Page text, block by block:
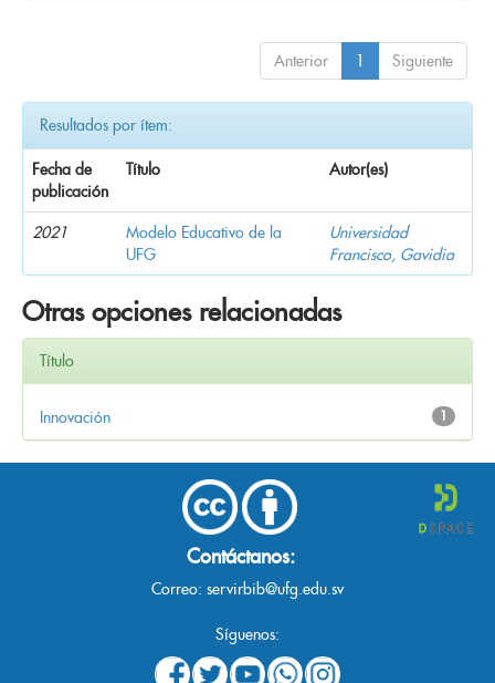
Anterior 1 Siguiente
Resultados por ítem:
Fecha de
publicación
Título Autor(es)
2021
Modelo Educativo de la
UFG
Universidad
Francisco, Gavidia
Otras opciones relacionadas
Título
1
Innovación
Contáctanos:
Correo: servirbib@ufg.edu.sv
Síguenos: